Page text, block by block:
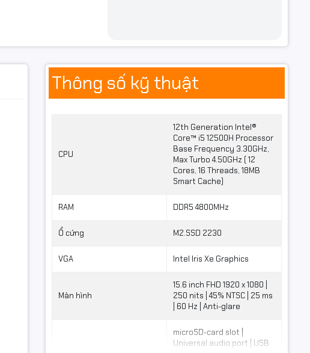
Thông số kỹ thuật
CPU
12th Generation Intel®
Core™ i5 12500H Processor
Base Frequency 3.30GHz,
Max Turbo 4.50GHz ( 12
Cores, 16 Threads, 18MB
Smart Cache)
RAM DDR5 4800MHz
Ổ cứng M2.SSD 2230
VGA Intel Iris Xe Graphics
Màn hình
15.6 inch FHD 1920 x 1080 |
250 nits | 45% NTSC | 25 ms
| 60 Hz | Anti-glare
microSD-card slot |
Universal audio port | USB